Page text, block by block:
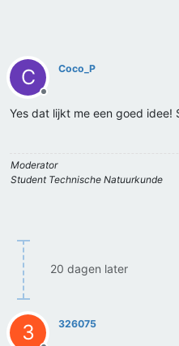
C
Offline
Coco_P
Yes dat lijkt me een goed idee!
Moderator
Student Technische Natuurkunde
20 dagen later
3 326075